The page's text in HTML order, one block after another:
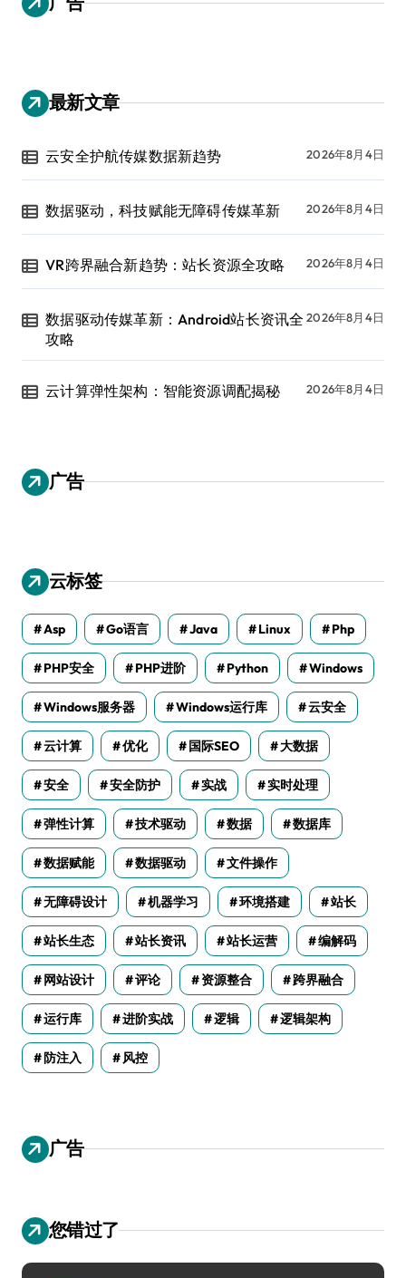
最新文章
云安全护航传媒数据新趋势 2026年8月4日
数据驱动，科技赋能无障碍传媒革新 2026年8月4日
VR跨界融合新趋势：站长资源全攻略 2026年8月4日
数据驱动传媒革新：Android站长资讯全
攻略
2026年8月4日
云计算弹性架构：智能资源调配揭秘 2026年8月4日
广告
云标签
Asp Go语言 Java Linux Php
PHP安全 PHP进阶 Python Windows
Windows服务器 Windows运行库 云安全
云计算 优化 国际SEO 大数据
安全 安全防护 实战 实时处理
弹性计算 技术驱动 数据 数据库
数据赋能 数据驱动 文件操作
无障碍设计 机器学习 环境搭建 站长
站长生态 站长资讯 站长运营 编解码
网站设计 评论 资源整合 跨界融合
运行库 进阶实战 逻辑 逻辑架构
防注入 风控
广告
您错过了